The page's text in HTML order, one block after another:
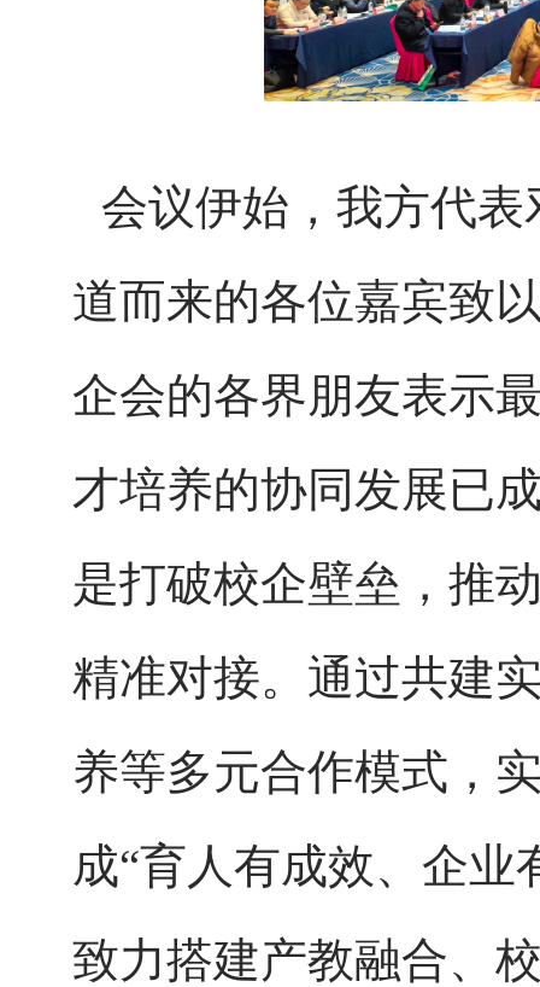
会议伊始 ，我方代
道而来的各位嘉宾致
企会的各界朋友表示
才培养的协同发展已
是打破校企壁垒，推
精准对接。通过共建
养等多元合作模式，
成“育人有成效、企业
致力搭建产教融合、